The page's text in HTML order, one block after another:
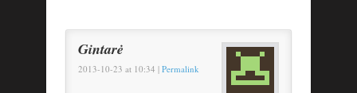
Gintarė
2013-10-23 at 10:34 | Permalink